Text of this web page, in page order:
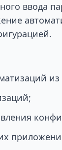
ввода